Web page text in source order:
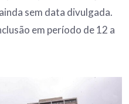
sem data divulgada.
em período de 12 a